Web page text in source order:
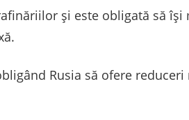
și este obligată să își
Rusia să ofere